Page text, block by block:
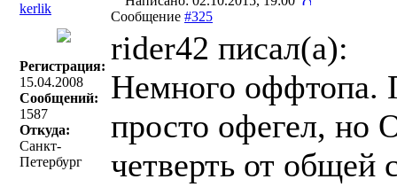
kerlik
Сообщение #325
Регистрация:
15.04.2008
Сообщений:
1587
Откуда:
Санкт-
Петербург
rider42 писал(a):
Немного оффтопа.
просто офегел, но
четверть от общей